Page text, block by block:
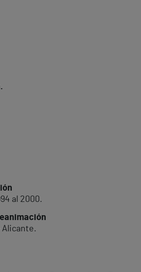
al 2000.
Alicante.